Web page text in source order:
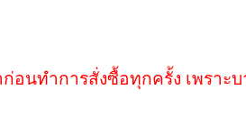
อนทำการสั่งซื้อทุกครั้ง เพราะ